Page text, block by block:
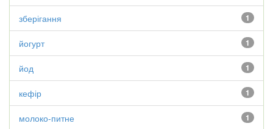
1
зберігання
1
йогурт
1
йод
1
кефір
1
молоко-питне